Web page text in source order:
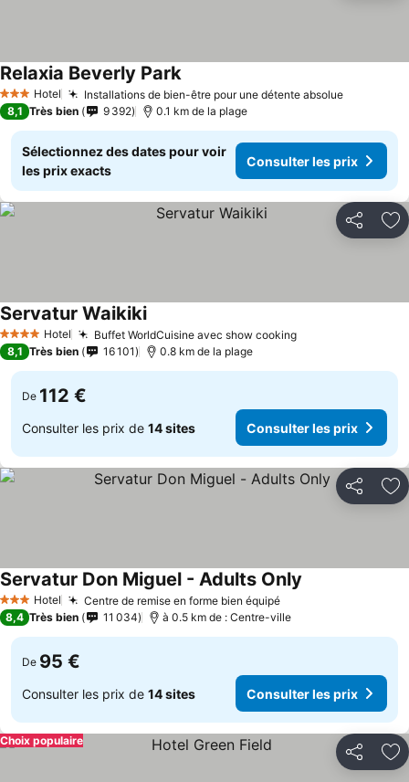
3 ÉtoilesHotel Installations de bien-être pour une détente absolue
Relaxia Beverly ParkConsulter les prix
8,1 Très bien 9 392 0.1 km de la plage
Sélectionnez des dates pour voir
les prix exacts
Consulter les prix
Partager
4 Étoiles Hotel Buffet WorldCuisine avec show cookingConsulter les
Servatur WaikikiConsulter les prix
8,1 Très bien 16 101 0.8 km de la plage
De 112 €
Consulter les prix de 14 sites Consulter les prix
Partager
3 ÉtoilesHotel Centre de remise en forme bien équipéConsulter les prix
Servatur Don Miguel - Adults Only
8,4 Très bien 11 034 à 0.5 km de : Centre-ville
De 95 €
Consulter les prix de 14 sites Consulter les prix
Partager
Choix populaire